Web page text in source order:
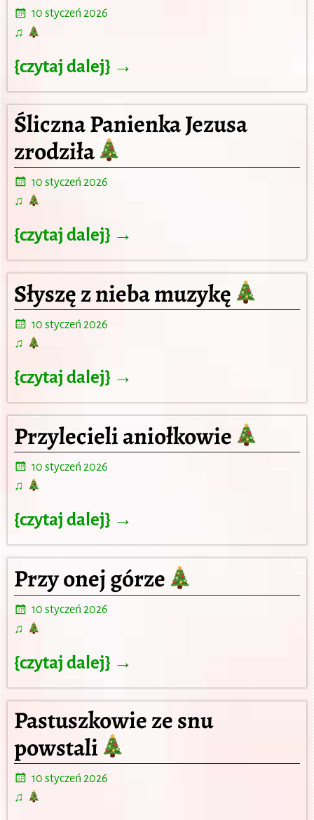
10 styczeń 2026
♫
{czytaj dalej} →
Śliczna Panienka Jezusa
zrodziła
10 styczeń 2026
♫
{czytaj dalej} →
Słyszę z nieba muzykę
10 styczeń 2026
♫
{czytaj dalej} →
Przylecieli aniołkowie
10 styczeń 2026
♫
{czytaj dalej} →
Przy onej górze
10 styczeń 2026
♫
{czytaj dalej} →
Pastuszkowie ze snu
powstali
10 styczeń 2026
♫